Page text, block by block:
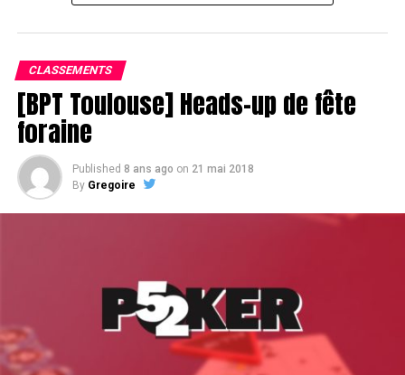
CLASSEMENTS
[BPT Toulouse] Heads-up de fête
foraine
Published 8 ans ago on 21 mai 2018
By Gregoire